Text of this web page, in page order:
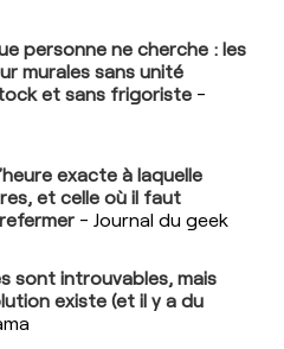
personne ne cherche : les
murales sans unité
et sans frigoriste -
exacte à laquelle
et celle où il faut
- Journal du geek
sont introuvables, mais
existe (et il y a du